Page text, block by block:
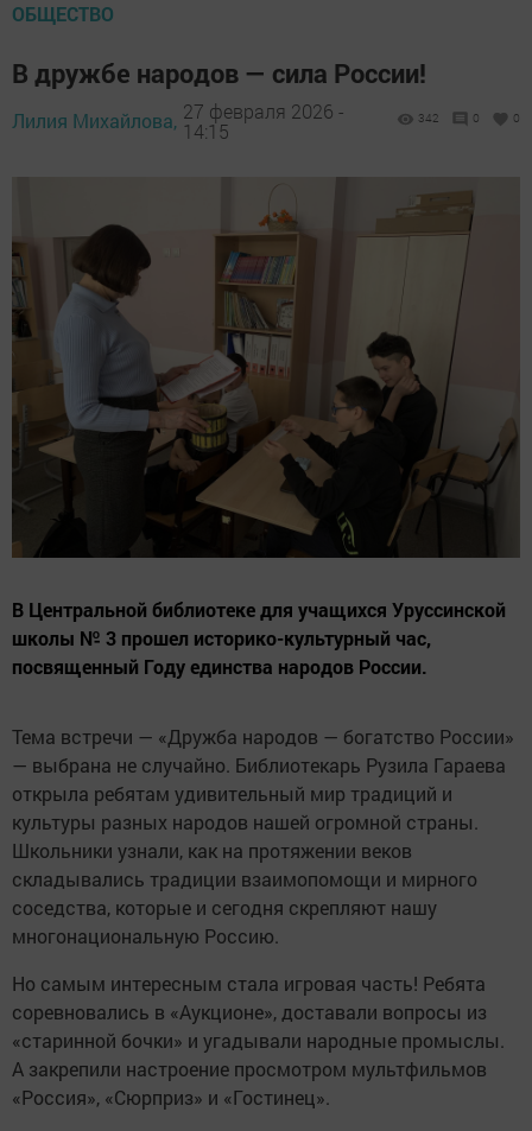
ОБЩЕСТВО
В дружбе народов — сила России!
Лилия Михайлова, 27 февраля 2026 -
14:15
342 0 0
В Центральной библиотеке для учащихся Уруссинской
школы № 3 прошел историко-культурный час,
посвященный Году единства народов России.
Тема встречи — «Дружба народов — богатство России»
— выбрана не случайно. Библиотекарь Рузила Гараева
открыла ребятам удивительный мир традиций и
культуры разных народов нашей огромной страны.
Школьники узнали, как на протяжении веков
складывались традиции взаимопомощи и мирного
соседства, которые и сегодня скрепляют нашу
многонациональную Россию.
Но самым интересным стала игровая часть! Ребята
соревновались в «Аукционе», доставали вопросы из
«старинной бочки» и угадывали народные промыслы.
А закрепили настроение просмотром мультфильмов
«Россия», «Сюрприз» и «Гостинец».